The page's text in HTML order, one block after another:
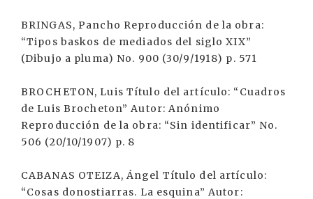
BRINGAS, Pancho Reproducción de la obra:
“Tipos baskos de mediados del siglo XIX”
(Dibujo a pluma) No. 900 (30/9/1918) p. 571
BROCHETON, Luis Título del artículo: “Cuadros
de Luis Brocheton” Autor: Anónimo
Reproducción de la obra: “Sin identificar” No.
506 (20/10/1907) p. 8
CABANAS OTEIZA, Ángel Título del artículo:
“Cosas donostiarras. La esquina” Autor: